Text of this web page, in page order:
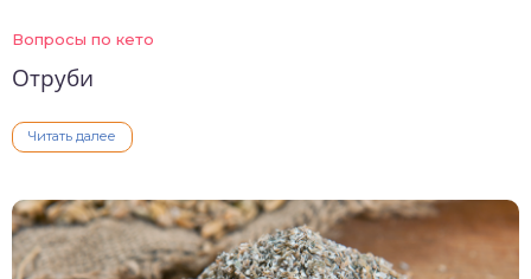
Вопросы по кето
Отруби
Читать далее